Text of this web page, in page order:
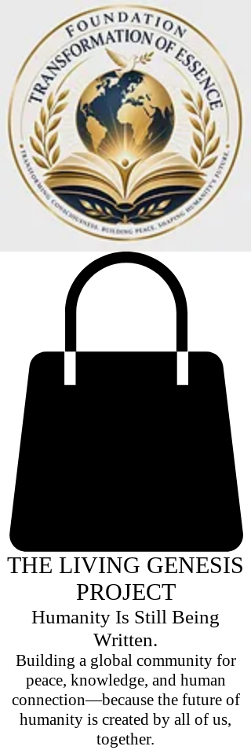
THE LIVING GENESIS
PROJECT
Humanity Is Still Being
Written.
Building a global community for
peace, knowledge, and human
connection—because the future of
humanity is created by all of us,
together.